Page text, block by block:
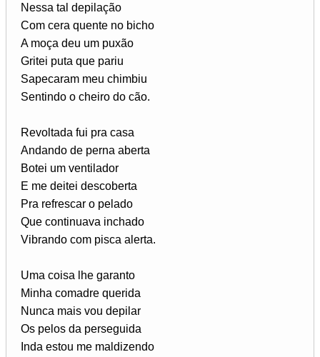
Nessa tal depilação
Com cera quente no bicho
A moça deu um puxão
Gritei puta que pariu
Sapecaram meu chimbiu
Sentindo o cheiro do cão.
Revoltada fui pra casa
Andando de perna aberta
Botei um ventilador
E me deitei descoberta
Pra refrescar o pelado
Que continuava inchado
Vibrando com pisca alerta.
Uma coisa lhe garanto
Minha comadre querida
Nunca mais vou depilar
Os pelos da perseguida
Inda estou me maldizendo